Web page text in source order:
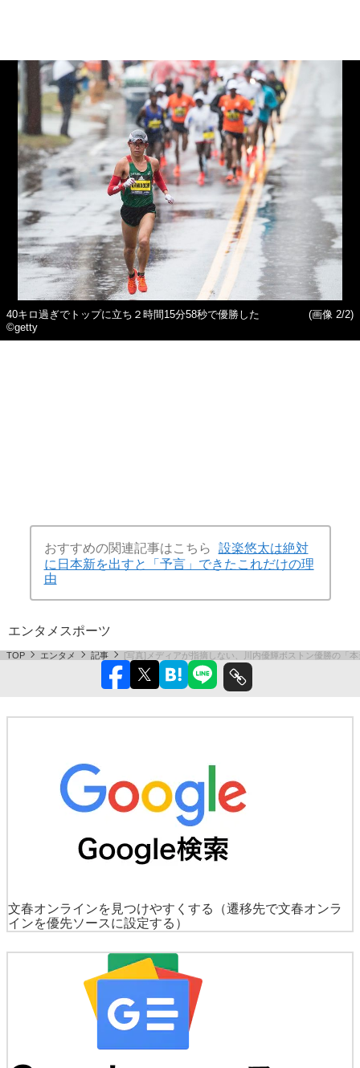
40キロ過ぎでトップに立ち２時間15分58秒で優勝した
©getty
(画像 2/2)
おすすめの関連記事はこちら
設楽悠太は絶対
に日本新を出すと「予言」できたこれだけの理
由
エンタメ スポーツ
TOP エンタメ 記事 [写真]メディアが指摘しない、川内優輝ボストン優勝の「
文春オンラインを見つけやすくする
（遷移先で文春オンラ
インを優先ソースに設定する）